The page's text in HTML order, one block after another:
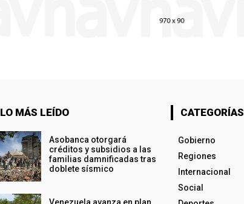
LO MÁS LEÍDO
Asobanca otorgará
créditos y subsidios a las
familias damnificadas tras
doblete sísmico
CATEGORÍAS
Gobierno
Regiones
Internacional
Social